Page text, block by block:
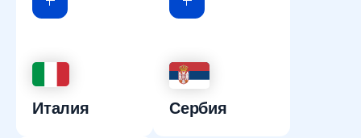
Италия Сербия